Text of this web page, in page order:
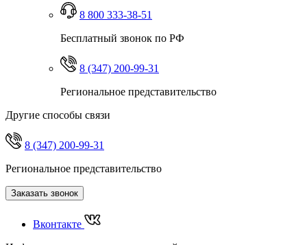
8 800 333-38-51
Бесплатный звонок по РФ
8 (347) 200-99-31
Региональное представительство
Другие способы связи
8 (347) 200-99-31
Региональное представительство
Заказать звонок
Вконтакте